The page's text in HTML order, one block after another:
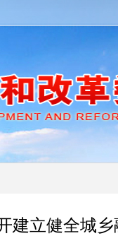
建立健全城